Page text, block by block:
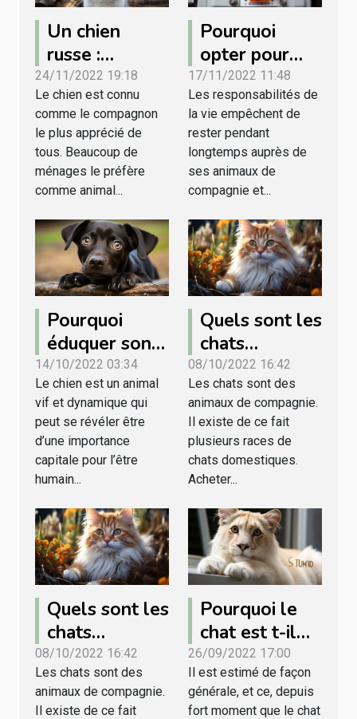
Un chien
russe :
quelques
raisons de
choisir Husky
Sibérien
24/11/2022 19:18
Le chien est connu
comme le compagnon
le plus apprécié de
tous. Beaucoup de
ménages le préfère
comme animal...
Pourquoi
opter pour
une chatière
électronique?
17/11/2022 11:48
Les responsabilités de
la vie empêchent de
rester pendant
longtemps auprès de
ses animaux de
compagnie et...
Pourquoi
éduquer son
chien ?
14/10/2022 03:34
Le chien est un animal
vif et dynamique qui
peut se révéler être
d’une importance
capitale pour l’être
humain...
Quels sont les
chats
domestiques
les plus chers
du monde ?
08/10/2022 16:42
Les chats sont des
animaux de compagnie.
Il existe de ce fait
plusieurs races de
chats domestiques.
Acheter...
Quels sont les
chats
domestiques
les plus chers
du monde ?
08/10/2022 16:42
Les chats sont des
animaux de compagnie.
Il existe de ce fait
Pourquoi le
chat est t-il
une bonne
compagnie ?
26/09/2022 17:00
Il est estimé de façon
générale, et ce, depuis
fort moment que le chat